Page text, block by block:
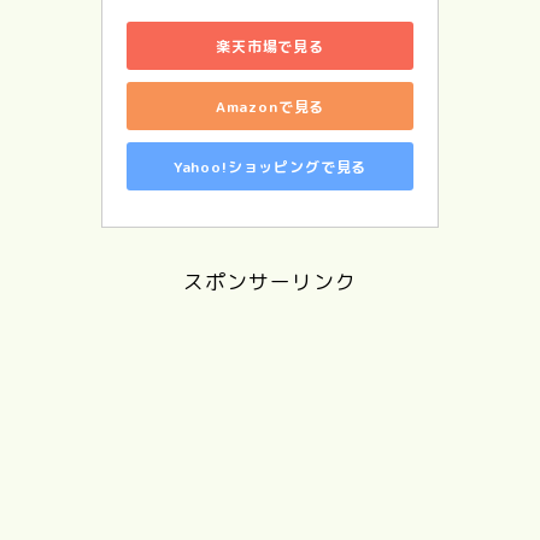
楽天市場で見る
Amazonで見る
Yahoo!ショッピングで見る
スポンサーリンク